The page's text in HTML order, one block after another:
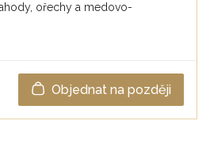
ořechy a medovo-
Objednat na později